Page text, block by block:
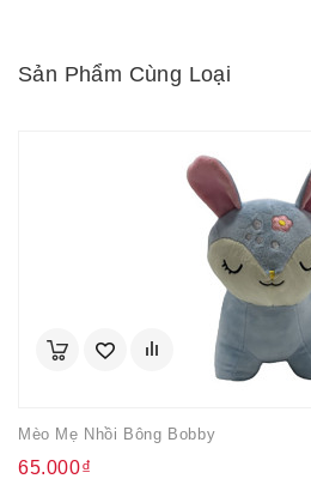
Sản Phẩm Cùng Loại
Mèo Mẹ Nhồi Bông Bobby
65.000₫